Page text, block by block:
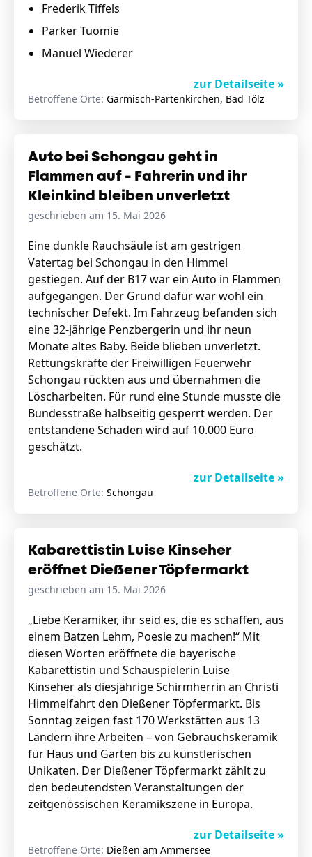
Frederik Tiffels
Parker Tuomie
Manuel Wiederer
zur Detailseite »
Betroffene Orte: Garmisch-Partenkirchen, Bad Tölz
Auto bei Schongau geht in
Flammen auf - Fahrerin und ihr
Kleinkind bleiben unverletzt
geschrieben am 15. Mai 2026
Eine dunkle Rauchsäule ist am gestrigen
Vatertag bei Schongau in den Himmel
gestiegen. Auf der B17 war ein Auto in Flammen
aufgegangen. Der Grund dafür war wohl ein
technischer Defekt. Im Fahrzeug befanden sich
eine 32-jährige Penzbergerin und ihr neun
Monate altes Baby. Beide blieben unverletzt.
Rettungskräfte der Freiwilligen Feuerwehr
Schongau rückten aus und übernahmen die
Löscharbeiten. Für rund eine Stunde musste die
Bundesstraße halbseitig gesperrt werden. Der
entstandene Schaden wird auf 10.000 Euro
geschätzt.
zur Detailseite »
Betroffene Orte: Schongau
Kabarettistin Luise Kinseher
eröffnet Dießener Töpfermarkt
geschrieben am 15. Mai 2026
„Liebe Keramiker, ihr seid es, die es schaffen, aus
einem Batzen Lehm, Poesie zu machen!“ Mit
diesen Worten eröffnete die bayerische
Kabarettistin und Schauspielerin Luise
Kinseher als diesjährige Schirmherrin an Christi
Himmelfahrt den Dießener Töpfermarkt. Bis
Sonntag zeigen fast 170 Werkstätten aus 13
Ländern ihre Arbeiten – von Gebrauchskeramik
für Haus und Garten bis zu künstlerischen
Unikaten. Der Dießener Töpfermarkt zählt zu
den bedeutendsten Veranstaltungen der
zeitgenössischen Keramikszene in Europa.
zur Detailseite »
Betroffene Orte: Dießen am Ammersee